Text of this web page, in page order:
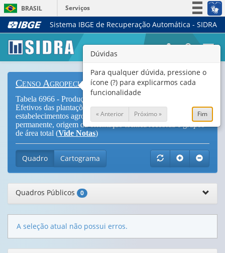
BRASIL
Serviços
Simplifique!
Legislação
Canais
Sistema IBGE de Recuperação Automática - SIDRA
Censo Agropecuário
Tabela 6966 - Produção, Venda, Colheita, Área plantada e
Efetivos das plantações da lavoura permanente nos
estabelecimentos agropecuários, por produtos da lavoura
permanente, origem da orientação técnica recebida e grupos
de área total (Vide Notas)
Quadro Cartograma
Quadros Públicos 0
A seleção atual não possui erros.
Dúvidas
Para qualquer dúvida, pressione o
ícone (?) para explicarmos cada
funcionalidade
« Anterior Próximo » Fim